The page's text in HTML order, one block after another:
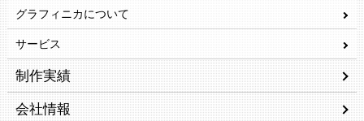
グラフィニカについて
サービス
制作実績
会社情報